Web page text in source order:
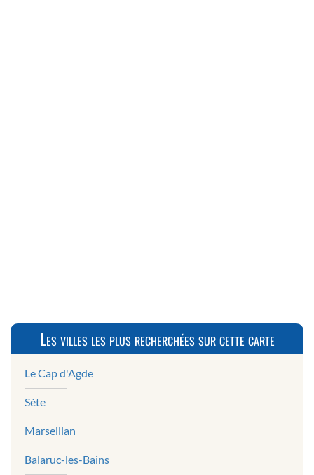
Les villes les plus recherchées sur cette carte
Le Cap d'Agde
Sète
Marseillan
Balaruc-les-Bains